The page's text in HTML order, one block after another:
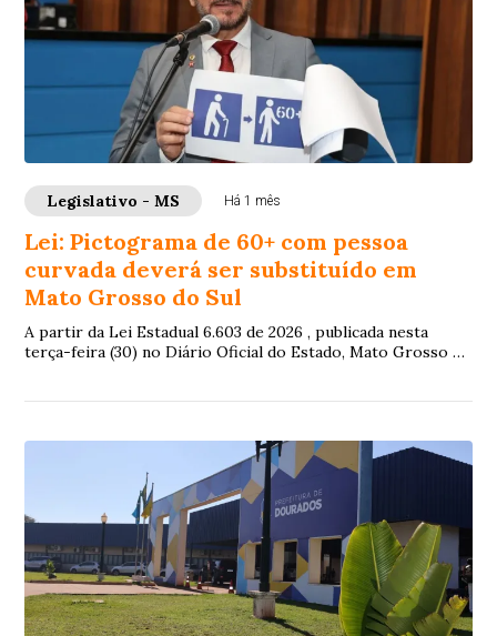
Legislativo - MS Há 1 mês
Lei: Pictograma de 60+ com pessoa
curvada deverá ser substituído em
Mato Grosso do Sul
A partir da Lei Estadual 6.603 de 2026 , publicada nesta
terça-feira (30) no Diário Oficial do Estado, Mato Grosso do